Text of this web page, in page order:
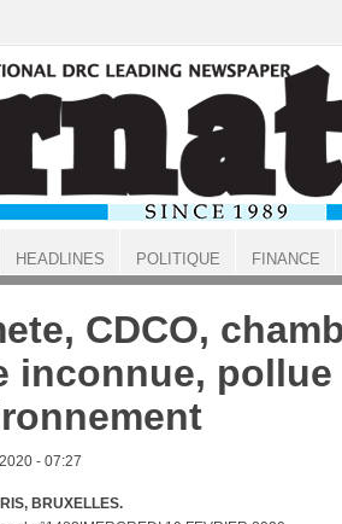
CDCO,
inconnue, pollue
- 07:27
BRUXELLES.
HEADLINES POLITIQUE FINANCE